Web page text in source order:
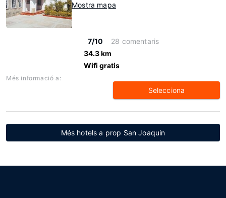
Mostra mapa
7/10
28 comentaris
34.3 km
Wifi gratis
Més informació a:
Selecciona
Més hotels a prop San Joaquin